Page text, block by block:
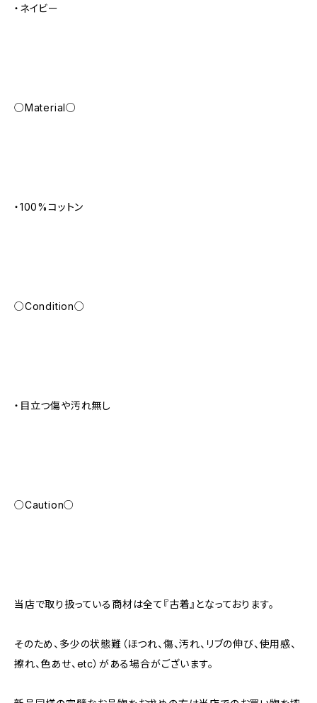
・ネイビー
○Material○
・100%コットン
○Condition○
・目立つ傷や汚れ無し
○Caution○
当店で取り扱っている商材は全て『古着』となっております。
そのため、多少の状態難（ほつれ、傷、汚れ、リブの伸び、使用感、
擦れ、色あせ、etc）がある場合がございます。